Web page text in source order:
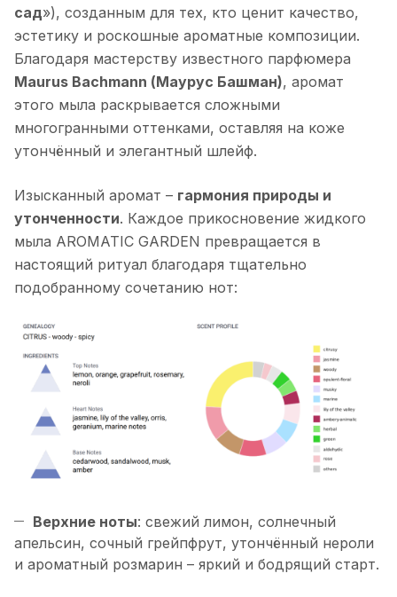
сад»), созданным для тех, кто ценит качество,
эстетику и роскошные ароматные композиции.
Благодаря мастерству известного парфюмера
Maurus Bachmann (Маурус Башман), аромат
этого мыла раскрывается сложными
многогранными оттенками, оставляя на коже
утончённый и элегантный шлейф.
Изысканный аромат – гармония природы и
утонченности. Каждое прикосновение жидкого
мыла AROMATIC GARDEN превращается в
настоящий ритуал благодаря тщательно
подобранному сочетанию нот:
Верхние ноты: свежий лимон, солнечный
апельсин, сочный грейпфрут, утончённый нероли
и ароматный розмарин – яркий и бодрящий старт.